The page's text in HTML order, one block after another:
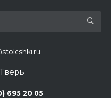
Тверь
695 20 05